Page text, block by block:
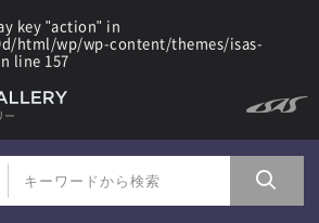
key "action" in
html/wp/wp-content/themes/isas-
line 157
ー